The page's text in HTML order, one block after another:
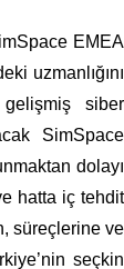
EMEA
uzmanlığını
siber
SimSpace
dolayı
hatta iç tehdit
süreçlerine ve
seçkin